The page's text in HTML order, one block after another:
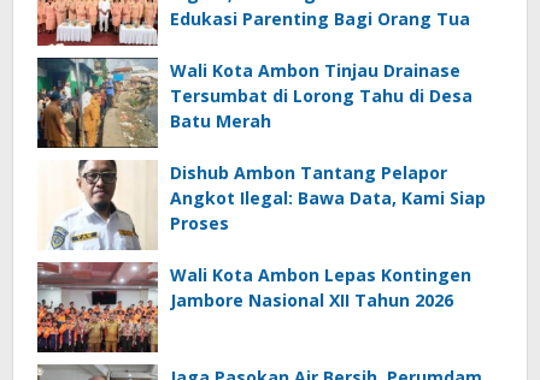
Edukasi Parenting Bagi Orang Tua
Wali Kota Ambon Tinjau Drainase
Tersumbat di Lorong Tahu di Desa
Batu Merah
Dishub Ambon Tantang Pelapor
Angkot Ilegal: Bawa Data, Kami Siap
Proses
Wali Kota Ambon Lepas Kontingen
Jambore Nasional XII Tahun 2026